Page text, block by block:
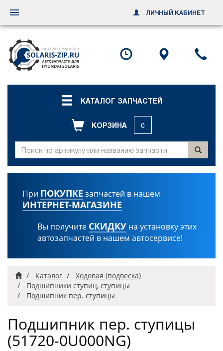
КАТАЛОГ ЗАПЧАСТЕЙ
КОРЗИНА 0
При ПОКУПКЕ запчастей в нашем
ИНТЕРНЕТ-МАГАЗИНЕ
Вы получите СКИДКУ на установку этих
автозапчастей в нашем автосервисе!
ГлавнаяКаталог
Ходовая (подвеска)
Подшипники ступиц, ступицы
Подшипник пер. ступицы
Подшипник пер. ступицы
(51720-0U000NG)
Переключить
навигацию
ЛИЧНЫЙ КАБИНЕТ
Посмотреть
график схему